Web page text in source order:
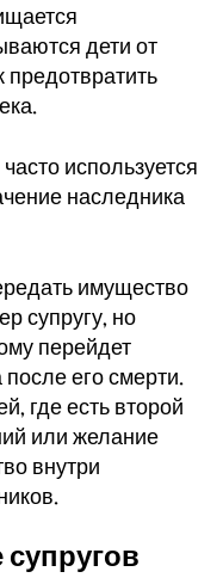
дети от
используется
наследника
имущество
супругу, но
перейдет
его смерти.
где есть второй
или желание
внутри